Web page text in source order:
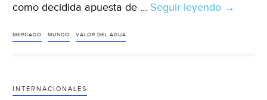
como decidida apuesta de … Seguir leyendo Mundo
→
MERCADO MUNDO VALOR DEL AGUA
INTERNACIONALES